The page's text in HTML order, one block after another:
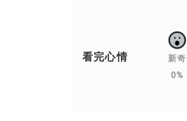
看完心情
新奇
0%